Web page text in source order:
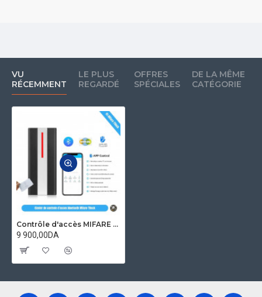
VU
RÉCEMMENT
LE PLUS
REGARDÉ
OFFRES
SPÉCIALES
DE LA MÊME
CATÉGORIE
Contrôle d'accès MIFARE 13.56Mhz Bluetooth autonome de porte et ascenseur étanche IP68 H1-X-MF-TTlock
9 900,00DA